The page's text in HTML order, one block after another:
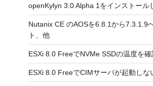
openKylyn 3.0 Alpha 1をインストール
Nutanix CE のAOSを6.8.1から7.3.1.9
ト、他
ESXi 8.0 FreeでNVMe SSDの温度を確
ESXi 8.0 FreeでCIMサーバが起動しな